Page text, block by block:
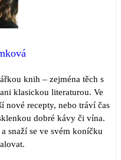
knih – zejména těch s
klasickou literaturou. Ve
nové recepty, nebo tráví čas
dobré kávy či vína.
snaží se ve svém koníčku